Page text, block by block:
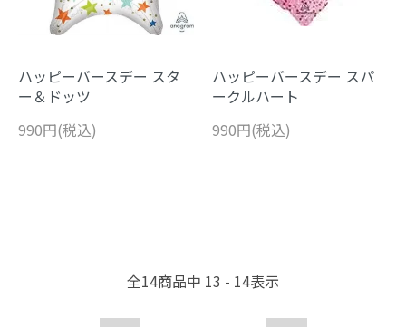
ハッピーバースデー スタ
ー＆ドッツ
990円(税込)
ハッピーバースデー スパ
ークルハート
990円(税込)
全14商品中 13 - 14表示